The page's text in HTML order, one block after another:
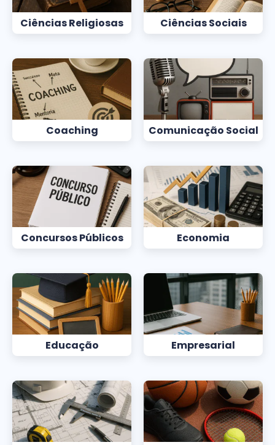
Ciências Religiosas Ciências Sociais
Coaching Comunicação Social
Concursos Públicos Economia
Educação Empresarial